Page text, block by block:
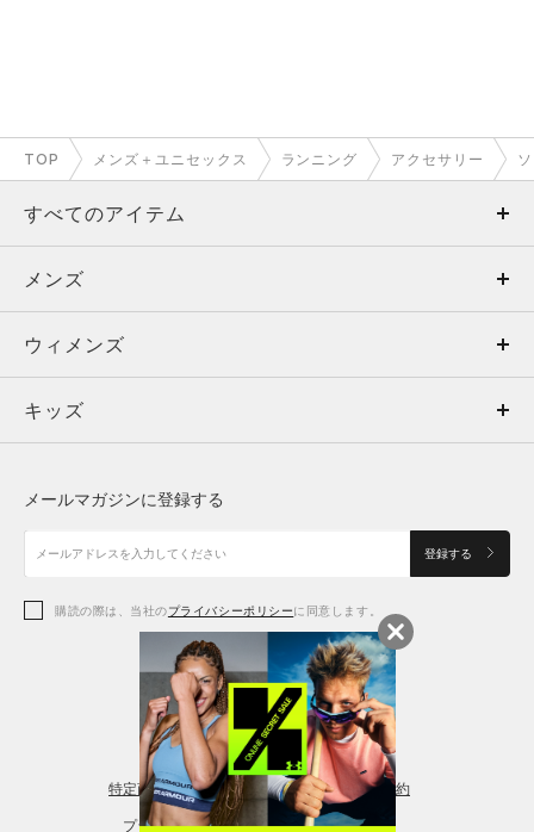
TOP メンズ＋ユニセックス ランニング アクセサリー
すべてのアイテム
メンズ
ウィメンズ
キッズ
アクセサリー
メンズ
トップス
ボトムス
アクセサリー
ウィメンズ
トップス
シューズ
アクセサリー
レギンス＆タイツ
キッズ
シューズ
メールマガジンに登録する
登録する
購読の際は、当社のプライバシーポリシーに同意します。
特定商取引法に基づく通販の表記 会員規約
プライバシーポリシー